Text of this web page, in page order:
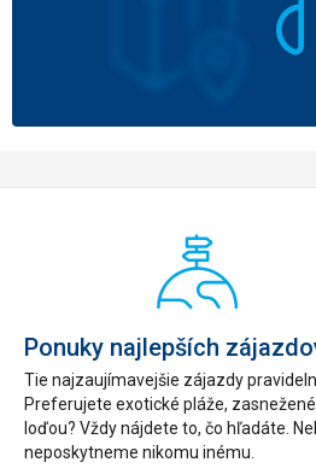
Ponuky najlepších
Tie najzaujímavejšie zájazdy
Preferujete exotické pláže,
loďou? Vždy nájdete to, čo hľadáte.
neposkytneme nikomu inému.